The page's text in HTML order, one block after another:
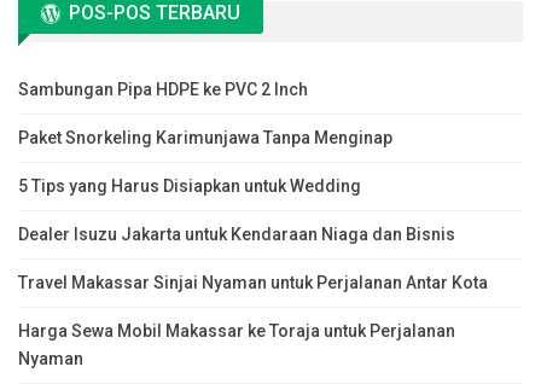
POS-POS TERBARU
Sambungan Pipa HDPE ke PVC 2 Inch
Paket Snorkeling Karimunjawa Tanpa Menginap
5 Tips yang Harus Disiapkan untuk Wedding
Dealer Isuzu Jakarta untuk Kendaraan Niaga dan Bisnis
Travel Makassar Sinjai Nyaman untuk Perjalanan Antar Kota
Harga Sewa Mobil Makassar ke Toraja untuk Perjalanan
Nyaman